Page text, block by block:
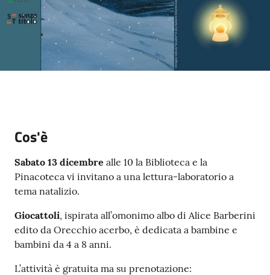
Cos'è
Sabato 13 dicembre alle 10 la Biblioteca e la
Pinacoteca vi invitano a una lettura-laboratorio a
tema natalizio.
Giocattoli, ispirata all’omonimo albo di Alice Barberini
edito da Orecchio acerbo, è dedicata a bambine e
bambini da 4 a 8 anni.
L’attività è gratuita ma su prenotazione: